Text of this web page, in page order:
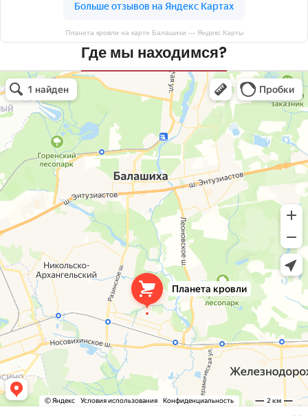
Планета кровли на карте Балашихи — Яндекс Карты
Где мы находимся?
Планета кровли
Кровля и кровельные материалы в Балашихе
Окна в Балашихе